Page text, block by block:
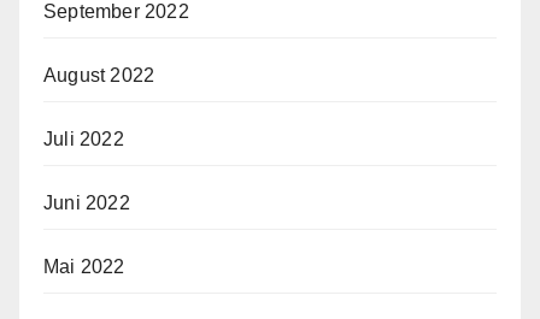
September 2022
August 2022
Juli 2022
Juni 2022
Mai 2022